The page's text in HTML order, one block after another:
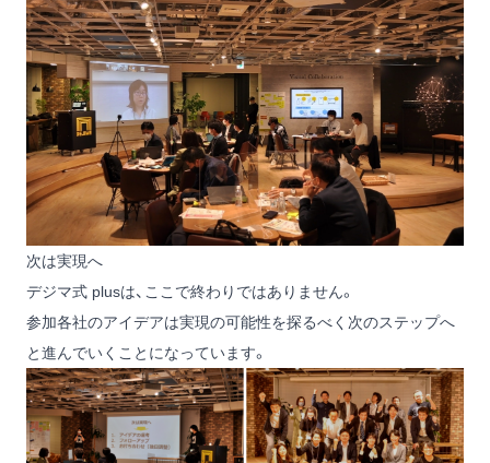
次は実現へ
デジマ式 plusは、ここで終わりではありません。
参加各社のアイデアは実現の可能性を探るべく次のステップへ
と進んでいくことになっています。